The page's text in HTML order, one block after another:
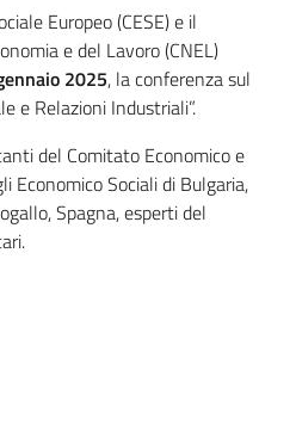
Europeo (CESE) e il
e del Lavoro (CNEL)
2025, la conferenza sul
e Relazioni Industriali”.
del Comitato Economico e
Economico Sociali di Bulgaria,
Spagna, esperti del